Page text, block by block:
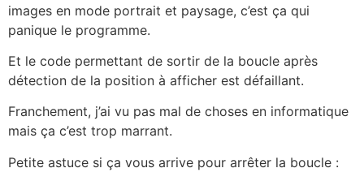
images en mode portrait et paysage, c’est ça qui
panique le programme.
Et le code permettant de sortir de la boucle après
détection de la position à afficher est défaillant.
Franchement, j’ai vu pas mal de choses en informatique
mais ça c’est trop marrant.
Petite astuce si ça vous arrive pour arrêter la boucle :